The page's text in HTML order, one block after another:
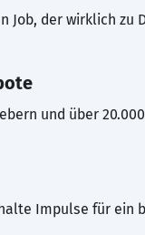
Job, der wirklich zu
und über
Impulse für ein